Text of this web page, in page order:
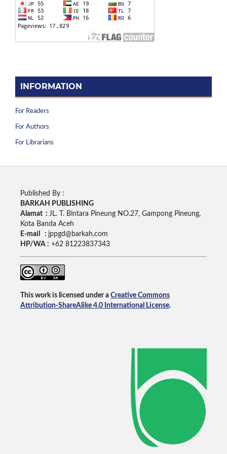
INFORMATION
For Readers
For Authors
For Librarians
Published By :
BARKAH PUBLISHING
Alamat : JL. T. Bintara Pineung NO.27, Gampong Pineung,
Kota Banda Aceh
E-mail : jppgd@barkah.com
HP/WA : +62 81223837343
This work is licensed under a Creative Commons
Attribution-ShareAlike 4.0 International License.